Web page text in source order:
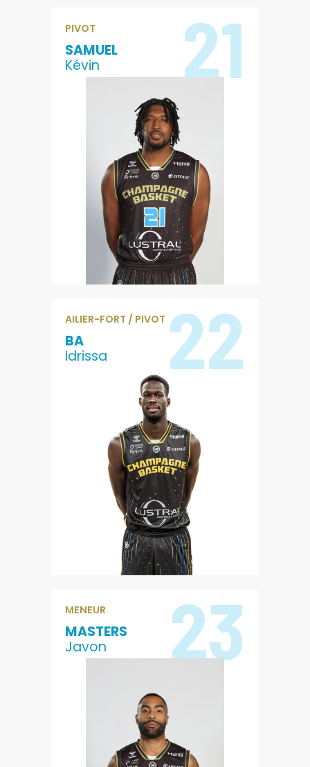
PIVOT
SAMUEL
Kévin
21
7.5
POINTS
6.7
REBONDS
0.7
PASSES
13.9
EVALUATION
AILIER-FORT / PIVOT
BA
Idrissa
22
5.1
POINTS
5.4
REBONDS
0.5
PASSES
10.3
EVALUATION
MENEUR
MASTERS
Javon
23
POINTS REBONDS